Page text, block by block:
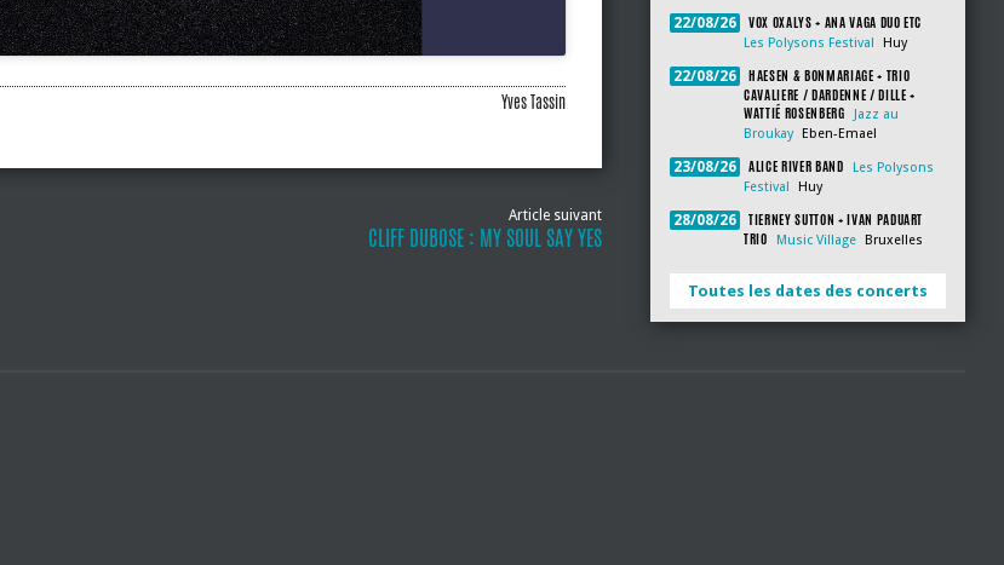
Yves Tassin
Article suivant
CLIFF DUBOSE : MY SOUL SAY YES
22/08/26 VOX OXALYS + ANA VAGA DUO ETC
Les Polysons Festival Huy
22/08/26
HAESEN & BONMARIAGE + TRIO
CAVALIERE / DARDENNE / DILLE +
WATTIÉ ROSENBERG
Jazz au
Broukay
Eben-Emael
23/08/26 ALICE RIVER BAND
Les Polysons
Festival
Huy
28/08/26
TIERNEY SUTTON + IVAN PADUART
TRIO
Music Village Bruxelles
Toutes les dates des concerts